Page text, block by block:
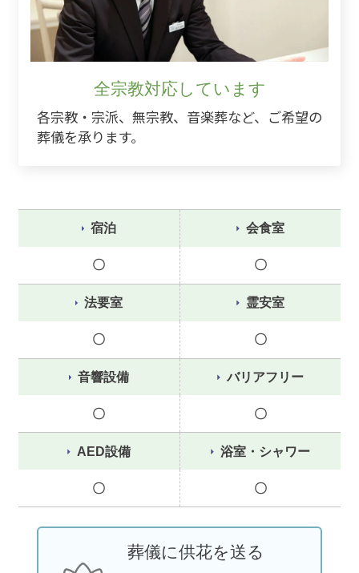
全宗教対応しています
各宗教・宗派、無宗教、音楽葬など、ご希望の
葬儀を承ります。
宿泊
〇
会食室
〇
法要室
〇
霊安室
〇
音響設備
〇
バリアフリー
〇
AED設備
〇
浴室・シャワー
〇
葬儀に供花を送る